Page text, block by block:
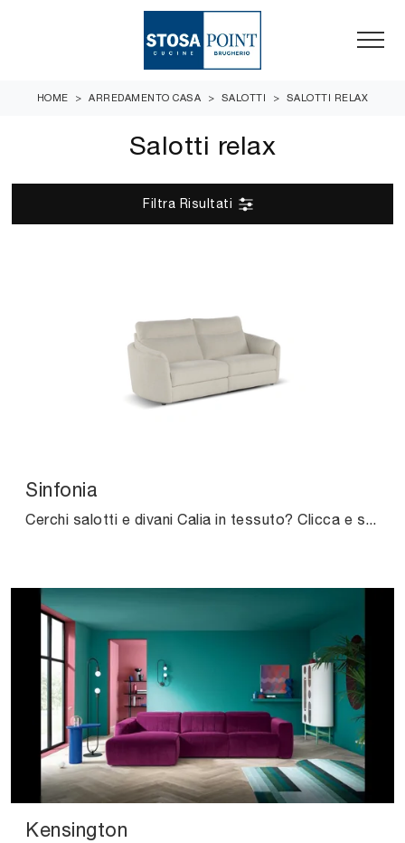
HOME > ARREDAMENTO CASA > SALOTTI > SALOTTI RELAX
Salotti relax
Filtra Risultati
Sinfonia
Cerchi salotti e divani Calia in tessuto? Clicca e scopri di più sul modello Sinfonia per spazi moderni.
Kensington